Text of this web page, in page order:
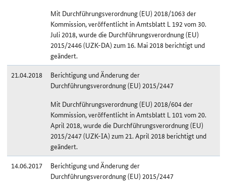
Mit Durchführungsverordnung (EU) 2018/1063 der
Kommission, veröffentlicht in Amtsblatt L 192 vom 30.
Juli 2018, wurde die Durchführungsverordnung (EU)
2015/2446 (UZK-DA) zum 16. Mai 2018 berichtigt und
geändert.
21.04.2018
Berichtigung und Änderung der
Durchführungsverordnung (EU) 2015/2447
Mit Durchführungsverordnung (EU) 2018/604 der
Kommission, veröffentlicht in Amtsblatt L 101 vom 20.
April 2018, wurde die Durchführungsverordnung (EU)
2015/2447 (UZK-IA) zum 21. April 2018 berichtigt und
geändert.
14.06.2017
Berichtigung und Änderung der
Durchführungsverordnung (EU) 2015/2447